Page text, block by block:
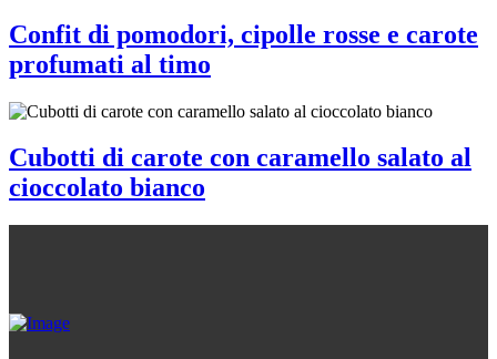
Confit di pomodori, cipolle rosse e carote
profumati al timo
Cubotti di carote con caramello salato al
cioccolato bianco